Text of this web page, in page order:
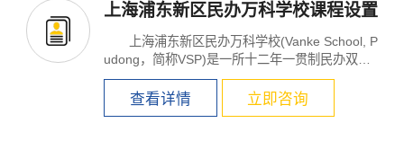
上海浦东新区民办万科学校课程设置
上海浦东新区民办万科学校(Vanke School, P
udong，简称VSP)是一所十二年一贯制民办双语
学校，是由秉...
查看详情 立即咨询